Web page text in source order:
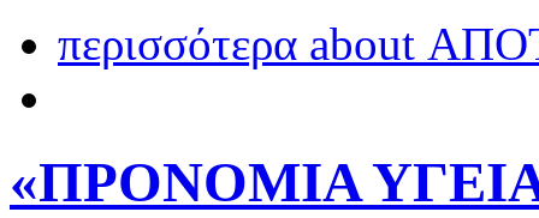
περισσότερα about
«ΠΡΟΝΟΜΙΑ